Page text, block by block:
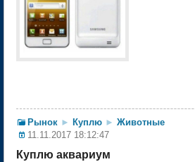
Рынок ► Куплю ► Животные
11.11.2017 18:12:47
Куплю аквариум